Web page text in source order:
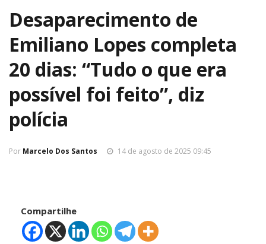
Desaparecimento de
Emiliano Lopes completa
20 dias: “Tudo o que era
possível foi feito”, diz
polícia
Por Marcelo Dos Santos 14 de agosto de 2025 09:45
Compartilhe